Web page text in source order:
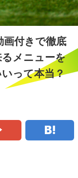
メニューを
って本当？